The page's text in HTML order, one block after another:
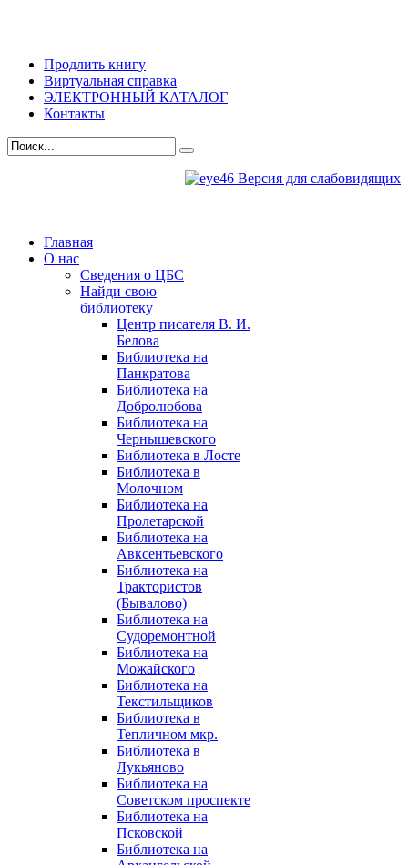
Продлить книгу
Виртуальная справка
ЭЛЕКТРОННЫЙ КАТАЛОГ
Контакты
Версия для слабовидящих
Главная
О нас
Сведения о ЦБС
Найди свою
библиотеку
Центр писателя В. И.
Белова
Библиотека на
Панкратова
Библиотека на
Добролюбова
Библиотека на
Чернышевского
Библиотека в Лосте
Библиотека в
Молочном
Библиотека на
Пролетарской
Библиотека на
Авксентьевского
Библиотека на
Трактористов
(Бывалово)
Библиотека на
Судоремонтной
Библиотека на
Можайского
Библиотека на
Текстильщиков
Библиотека в
Тепличном мкр.
Библиотека в
Лукьяново
Библиотека на
Советском проспекте
Библиотека на
Псковской
Библиотека на